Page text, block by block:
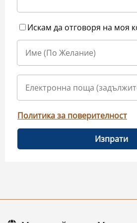
Искам да отговоря на моя
Политика за поверителност
Изпрати